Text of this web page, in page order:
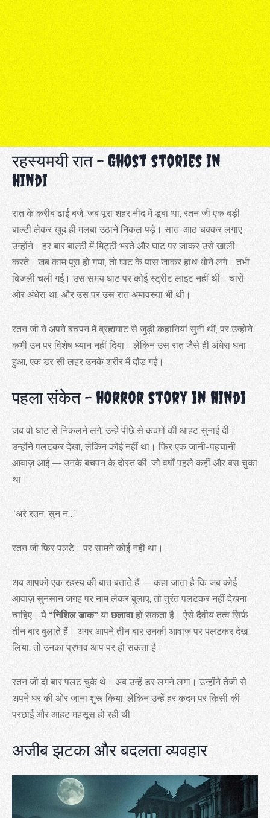
रहस्यमयी रात – Ghost stories in
hindi
रात के करीब ढाई बजे, जब पूरा शहर नींद में डूबा था, रतन जी एक बड़ी
बाल्टी लेकर खुद ही मलबा उठाने निकल पड़े। सात-आठ चक्कर लगाए
उन्होंने। हर बार बाल्टी में मिट्टी भरते और घाट पर जाकर उसे खाली
करते। जब काम पूरा हो गया, तो घाट के पास जाकर हाथ धोने लगे। तभी
बिजली चली गई। उस समय घाट पर कोई स्ट्रीट लाइट नहीं थी। चारों
ओर अंधेरा था, और उस पर उस रात अमावस्या भी थी।
रतन जी ने अपने बचपन में ब्रह्मघाट से जुड़ी कहानियां सुनी थीं, पर उन्होंने
कभी उन पर विशेष ध्यान नहीं दिया। लेकिन उस रात जैसे ही अंधेरा घना
हुआ, एक डर सी लहर उनके शरीर में दौड़ गई।
पहला संकेत – horror story in hindi
जब वो घाट से निकलने लगे, उन्हें पीछे से कदमों की आहट सुनाई दी।
उन्होंने पलटकर देखा, लेकिन कोई नहीं था। फिर एक जानी-पहचानी
आवाज़ आई — उनके बचपन के दोस्त की, जो वर्षों पहले कहीं और बस चुका
था।
“अरे रतन, सुन न…”
रतन जी फिर पलटे। पर सामने कोई नहीं था।
अब आपको एक रहस्य की बात बताते हैं — कहा जाता है कि जब कोई
आवाज़ सुनसान जगह पर नाम लेकर बुलाए, तो तुरंत पलटकर नहीं देखना
चाहिए। ये “निशिल डाक” याछलावाहो सकता है। ऐसे दैवीय तत्व सिर्फ
तीन बार बुलाते हैं। अगर आपने तीन बार उनकी आवाज़ पर पलटकर देख
लिया, तो उनका प्रभाव आप पर हो सकता है।
रतन जी दो बार पलट चुके थे। अब उन्हें डर लगने लगा। उन्होंने तेजी से
अपने घर की ओर जाना शुरू किया, लेकिन उन्हें हर कदम पर किसी की
परछाई और आहट महसूस हो रही थी।
अजीब झटका और बदलता व्यवहार